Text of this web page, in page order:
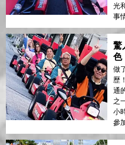
光
事
驚
色
做
歷
通
之
小
參